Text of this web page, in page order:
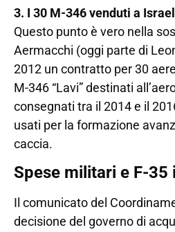
3. I 30 M-346 venduti a
Questo punto è vero nella
Aermacchi (oggi parte di
2012 un contratto per 30
M-346 “Lavi” destinati
consegnati tra il 2014 e il
usati per la formazione
caccia.
Spese militari e F-35
Il comunicato del
decisione del governo di